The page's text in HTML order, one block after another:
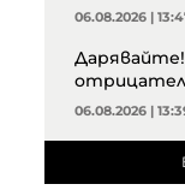
06.08.2026 |
06.08.2026 |